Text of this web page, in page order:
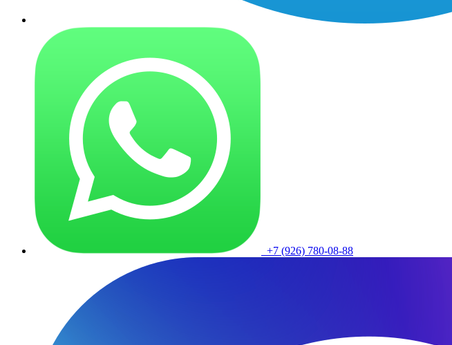
+7 (926) 780-08-88